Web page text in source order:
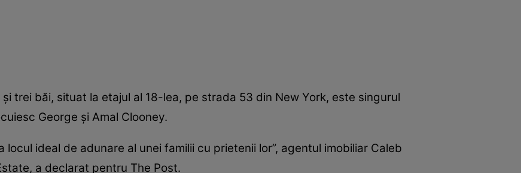
trei băi, situat la etajul al 18-lea, pe strada 53 din New York, este singurul
George şi Amal Clooney.
ideal de adunare al unei familii cu prietenii lor”, agentul imobiliar Caleb
a declarat pentru The Post.